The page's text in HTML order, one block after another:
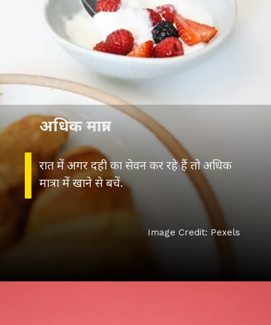
रात में अगर दही का सेवन कर रहे हैं तो अधिक
मात्रा में खाने से बचें.
अधिक मात्रा
Image Credit: Pexels